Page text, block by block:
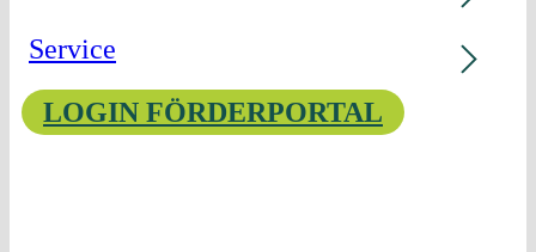
Service
LOGIN FÖRDERPORTAL